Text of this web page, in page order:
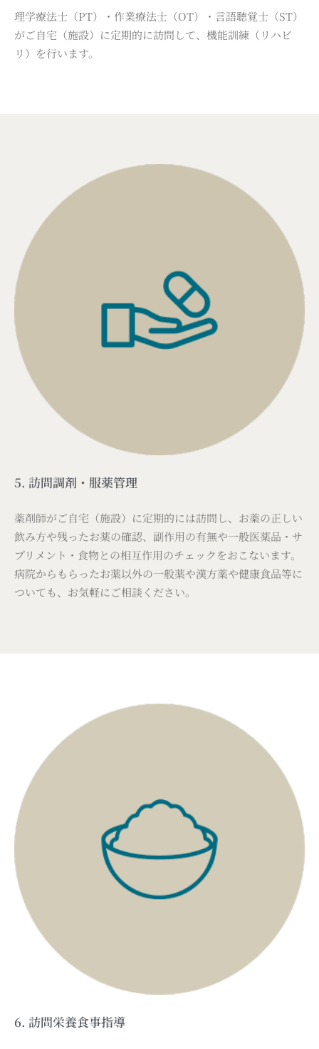
理学療法士（PT）・作業療法士（OT）・言語聴覚士（ST）
がご自宅（施設）に定期的に訪問して、機能訓練（リハビ
リ）を行います。
5. 訪問調剤・服薬管理
薬剤師がご自宅（施設）に定期的には訪問し、お薬の正しい
飲み方や残ったお薬の確認、副作用の有無や一般医薬品・サ
プリメント・食物との相互作用のチェックをおこないます。
病院からもらったお薬以外の一般薬や漢方薬や健康食品等に
ついても、お気軽にご相談ください。
6. 訪問栄養食事指導